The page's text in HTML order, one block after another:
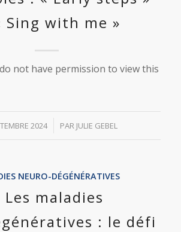
Sing with me »
not have permission to view this
2024
/ PAR JULIE GEBEL
NEURO-DÉGÉNÉRATIVES
Les maladies
: le défi